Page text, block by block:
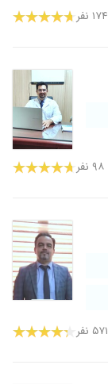
۱۷۴ نفر
۹۸ نفر
۵۷۱ نفر